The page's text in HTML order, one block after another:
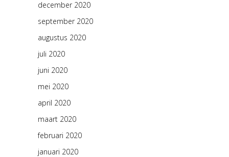
december 2020
september 2020
augustus 2020
juli 2020
juni 2020
mei 2020
april 2020
maart 2020
februari 2020
januari 2020